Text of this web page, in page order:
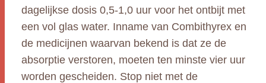
dagelijkse dosis 0,5-1,0 uur voor het ontbijt met
een vol glas water. Inname van Combithyrex en
de medicijnen waarvan bekend is dat ze de
absorptie verstoren, moeten ten minste vier uur
worden gescheiden. Stop niet met de